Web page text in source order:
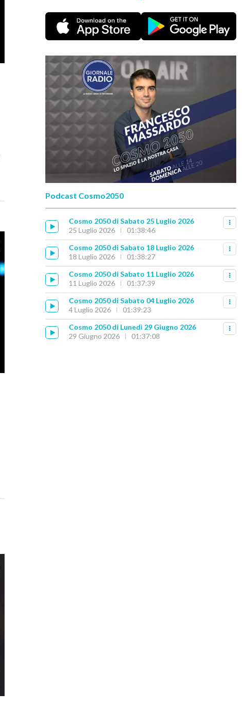
Podcast Cosmo2050
Cosmo 2050 di Sabato 25 Luglio 2026
25 Luglio 2026
01:38:46
Cosmo 2050 di Sabato 18 Luglio 2026
18 Luglio 2026
01:38:27
Cosmo 2050 di Sabato 11 Luglio 2026
11 Luglio 2026
01:37:39
Cosmo 2050 di Sabato 04 Luglio 2026
4 Luglio 2026
01:39:23
Cosmo 2050 di Lunedì 29 Giugno 2026
29 Giugno 2026
01:37:08